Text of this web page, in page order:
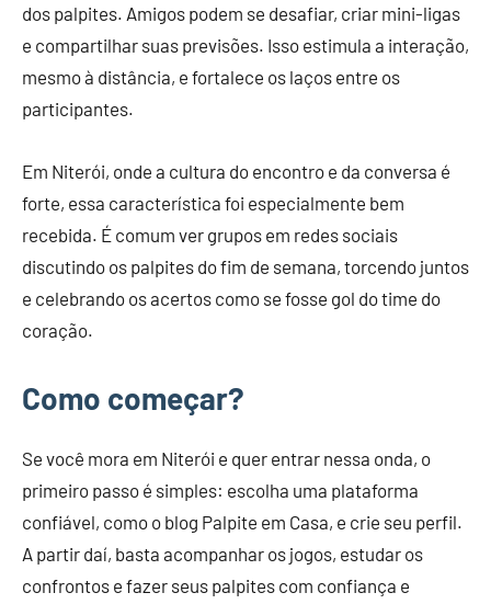
dos palpites. Amigos podem se desafiar, criar mini-ligas
e compartilhar suas previsões. Isso estimula a interação,
mesmo à distância, e fortalece os laços entre os
participantes.
Em Niterói, onde a cultura do encontro e da conversa é
forte, essa característica foi especialmente bem
recebida. É comum ver grupos em redes sociais
discutindo os palpites do fim de semana, torcendo juntos
e celebrando os acertos como se fosse gol do time do
coração.
Como começar?
Se você mora em Niterói e quer entrar nessa onda, o
primeiro passo é simples: escolha uma plataforma
confiável, como o blog Palpite em Casa, e crie seu perfil.
A partir daí, basta acompanhar os jogos, estudar os
confrontos e fazer seus palpites com confiança e